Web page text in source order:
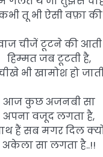
तू भी ऐसी वफ़ा
चीजें टूटने की आती
हिम्मत जब टूटती है,
भी खामोश हो
आज कुछ अजनबी सा
अपना वजूद लगता है,
हैं सब मगर दिल
अकेला सा लगता है..!!